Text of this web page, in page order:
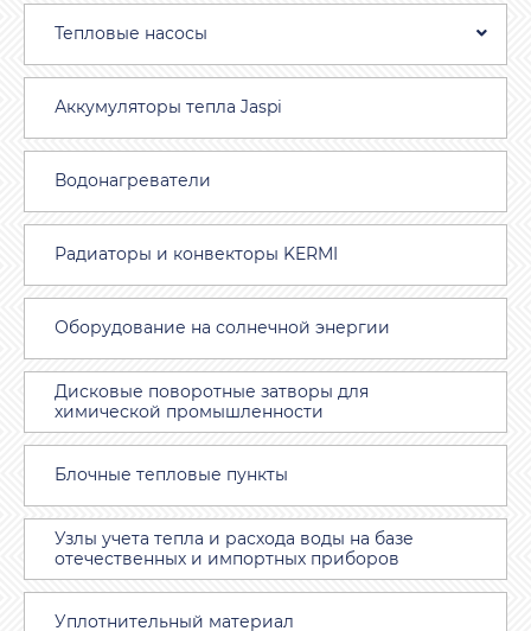
Тепловые насосы
Аккумуляторы тепла Jaspi
Водонагреватели
Радиаторы и конвекторы KERMI
Оборудование на солнечной энергии
Дисковые поворотные затворы для
химической промышленности
Блочные тепловые пункты
Узлы учета тепла и расхода воды на базе
отечественных и импортных приборов
Уплотнительный материал